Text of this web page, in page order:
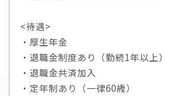
<待遇>
・厚生年金
・退職金制度あり（勤続1年以上）
・退職金共済加入
・定年制あり（一律60歳）